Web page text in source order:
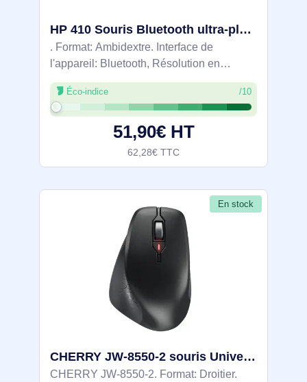
HP 410 Souris Bluetooth ultra-plate Silver - 4M0X5AA
. Format: Ambidextre. Interface de
l'appareil: Bluetooth, Résolution en
mouvement: 2000 DPI, Quantité de
boutons programmables: 3, Type Scroll:
Roue. Source d'alimentation: Piles.
Couleur du produit:
Éco-indice /10
51,90€ HT
62,28€ TTC
En stock
CHERRY JW-8550-2 souris Universel Droitier RF sans fil Optique 4000 DPI
CHERRY JW-8550-2. Format: Droitier.